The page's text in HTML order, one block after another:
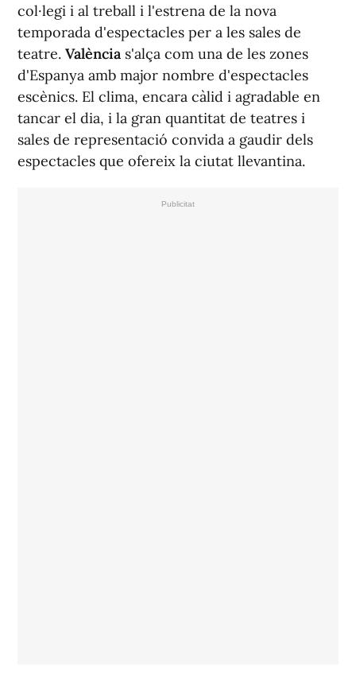
col·legi i al treball i l'estrena de la nova
temporada d'espectacles per a les sales de
teatre. València s'alça com una de les zones
d'Espanya amb major nombre d'espectacles
escènics. El clima, encara càlid i agradable en
tancar el dia, i la gran quantitat de teatres i
sales de representació convida a gaudir dels
espectacles que ofereix la ciutat llevantina.